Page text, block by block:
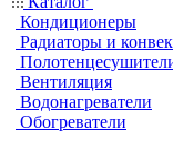
Кондиционеры
Радиаторы и
Вентиляция
Водонагреватели
Обогреватели